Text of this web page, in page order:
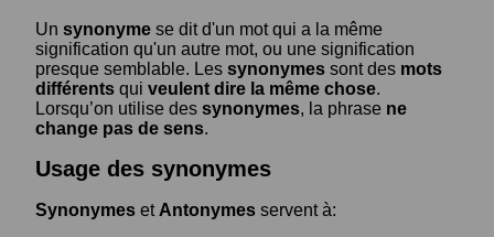
Un synonyme se dit d'un mot qui a la même
signification qu'un autre mot, ou une signification
presque semblable. Les synonymes sont des mots
différents qui veulent dire la même chose.
Lorsqu’on utilise des synonymes, la phrase ne
change pas de sens.
Usage des synonymes
Synonymes et Antonymes servent à: